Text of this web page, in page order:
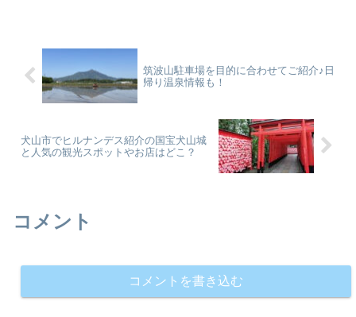
筑波山駐車場を目的に合わせてご紹介♪日
帰り温泉情報も！
犬山市でヒルナンデス紹介の国宝犬山城
と人気の観光スポットやお店はどこ？
コメント
コメントを書き込む